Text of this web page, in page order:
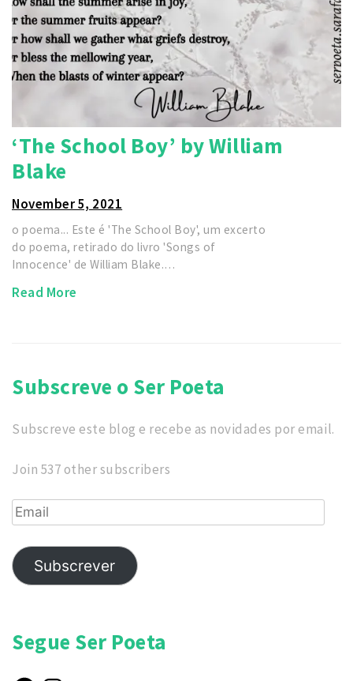
‘The School Boy’ by William
Blake
November 5, 2021
o poema... Este é 'The School Boy', um excerto
do poema, retirado do livro 'Songs of
Innocence' de William Blake.…
Read More
Subscreve o Ser Poeta
Subscreve este blog e recebe as novidades por email.
Join 537 other subscribers
Email
Subscrever
Segue Ser Poeta